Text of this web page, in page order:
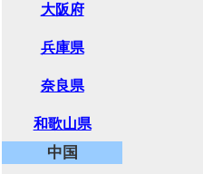
大阪府
兵庫県
奈良県
和歌山県
中国